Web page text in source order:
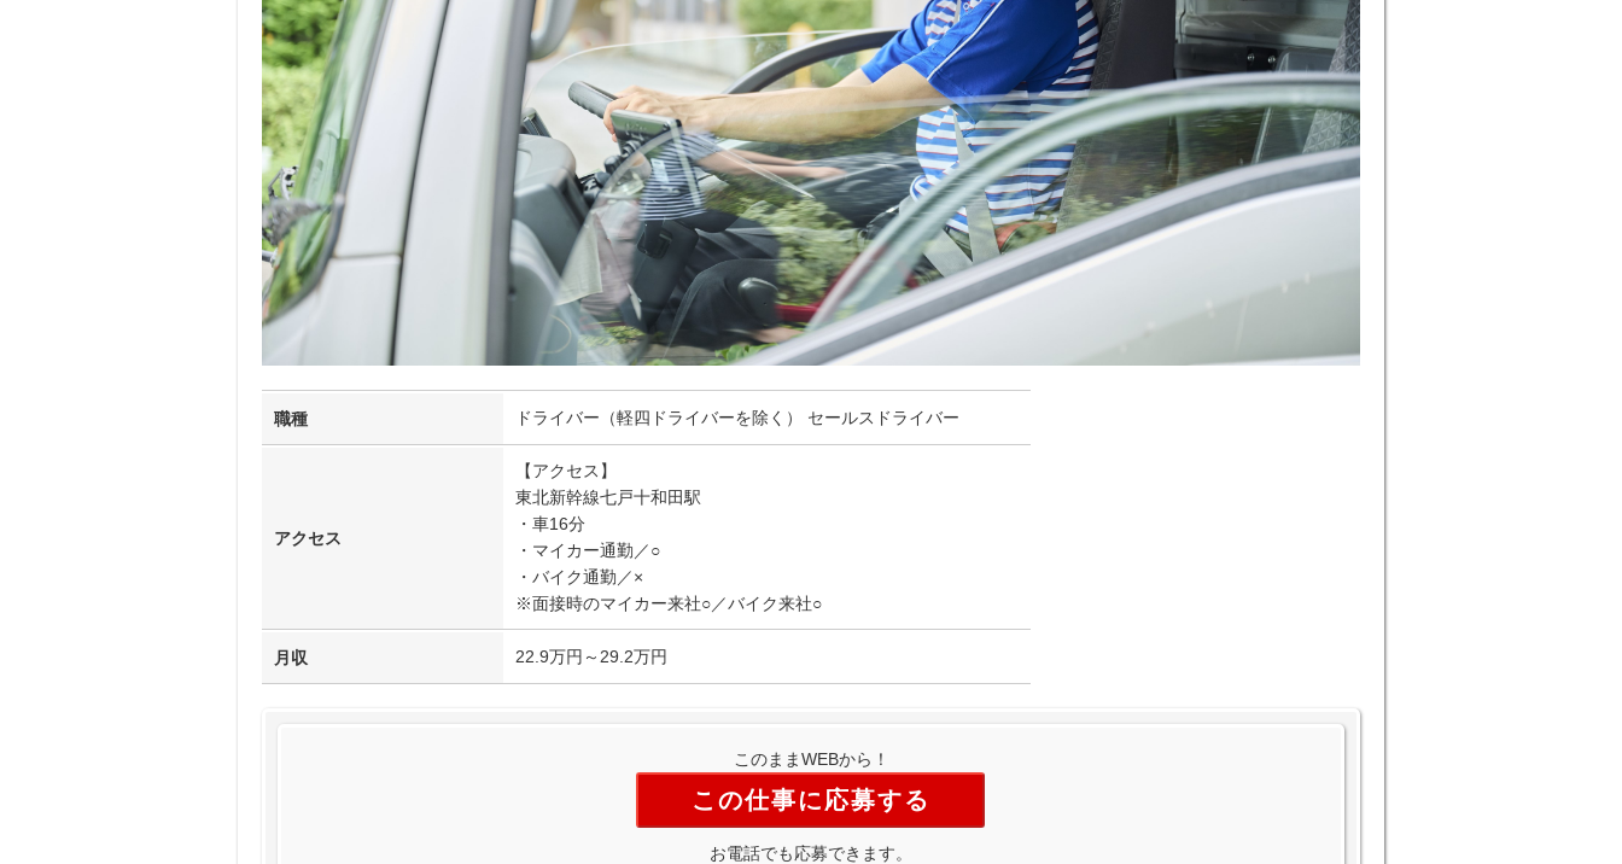
職種 ドライバー（軽四ドライバーを除く） セールスドライバー
アクセス
【アクセス】
東北新幹線七戸十和田駅
・車16分
・マイカー通勤／○
・バイク通勤／×
※面接時のマイカー来社○／バイク来社○
月収 22.9万円～29.2万円
このままWEBから！
この仕事に応募する
お電話でも応募できます。